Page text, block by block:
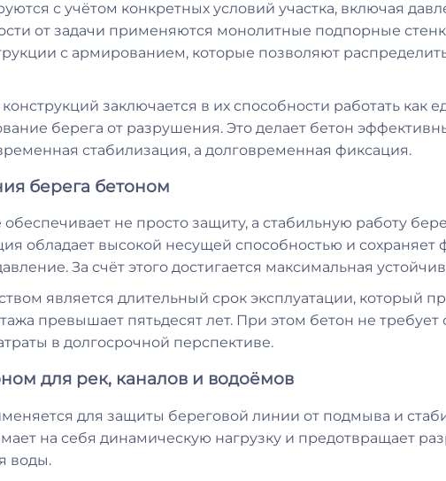
с учётом конкретных условий участка, включая
от задачи применяются монолитные подпорные
с армированием, которые позволяют
заключается в их способности работать
берега от разрушения. Это делает бетон
стабилизация, а долговременная фиксация.
берега бетоном
не просто защиту, а стабильную работу
обладает высокой несущей способностью и
За счёт этого достигается максимальная
является длительный срок эксплуатации, который
превышает пятьдесят лет. При этом бетон не
в долгосрочной перспективе.
для рек, каналов и водоёмов
для защиты береговой линии от подмыва и
на себя динамическую нагрузку и предотвращает
воды.